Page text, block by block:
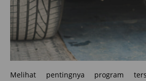
Melihat pentingnya program